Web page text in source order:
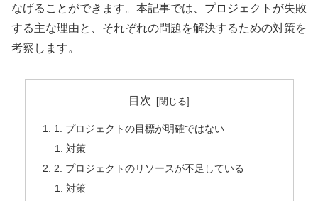
なげることができます。本記事では、プロジェクトが失敗
する主な理由と、それぞれの問題を解決するための対策を
考察します。
目次
1. プロジェクトの目標が明確ではない
対策
2. プロジェクトのリソースが不足している
対策